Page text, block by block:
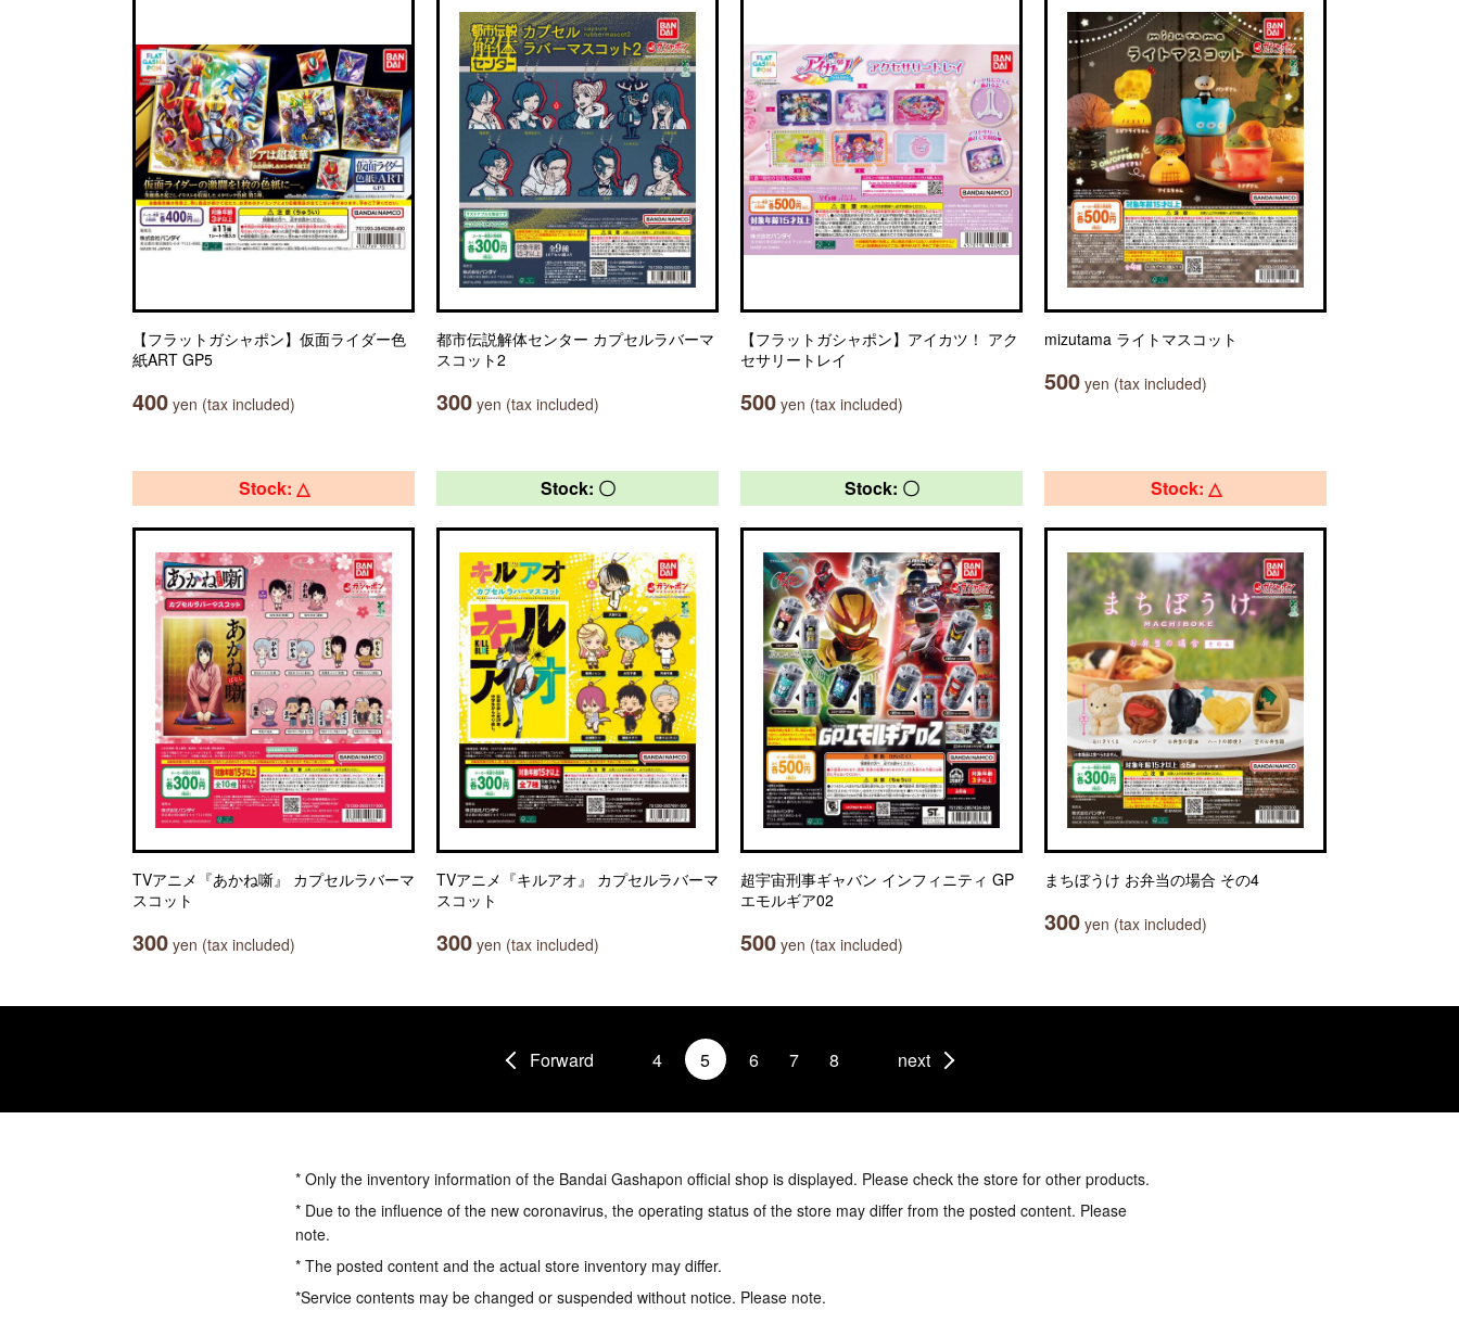
【フラットガシャポン】仮面ライダー色
紙ART GP5
400 yen (tax included)
都市伝説解体センター カプセルラバーマ
スコット2
300 yen (tax included)
【フラットガシャポン】アイカツ！ アク
セサリートレイ
500 yen (tax included)
mizutama ライトマスコット
500 yen (tax included)
Stock: △
TVアニメ『あかね噺』 カプセルラバーマ
スコット
300 yen (tax included)
Stock: 〇
TVアニメ『キルアオ』 カプセルラバーマ
スコット
300 yen (tax included)
Stock: 〇
超宇宙刑事ギャバン インフィニティ GP
エモルギア02
500 yen (tax included)
Stock: △
まちぼうけ お弁当の場合 その4
300 yen (tax included)
Forward 4 5 6 7 8 next
* Only the inventory information of the Bandai Gashapon official shop is displayed. Please check the store for other products.
* Due to the influence of the new coronavirus, the operating status of the store may differ from the posted content. Please
note.
* The posted content and the actual store inventory may differ.
*Service contents may be changed or suspended without notice. Please note.